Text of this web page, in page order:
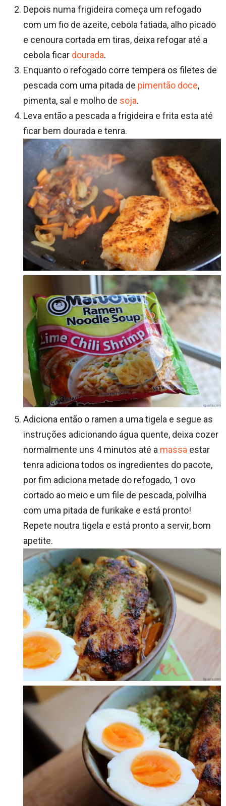
Depois numa frigideira começa um refogado
com um fio de azeite, cebola fatiada, alho picado
e cenoura cortada em tiras, deixa refogar até a
cebola ficar dourada.
Enquanto o refogado corre tempera os filetes de
pescada com uma pitada de pimentão doce,
pimenta, sal e molho de soja.
Leva então a pescada a frigideira e frita esta até
ficar bem dourada e tenra.
Adiciona então o ramen a uma tigela e segue as
instruções adicionando água quente, deixa cozer
normalmente uns 4 minutos até a massa estar
tenra adiciona todos os ingredientes do pacote,
por fim adiciona metade do refogado, 1 ovo
cortado ao meio e um file de pescada, polvilha
com uma pitada de furikake e está pronto!
Repete noutra tigela e está pronto a servir, bom
apetite.